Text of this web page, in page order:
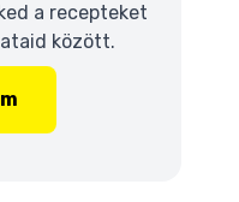
a recepteket
között.